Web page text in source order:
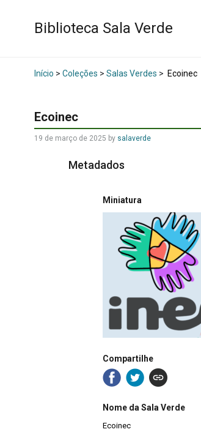
Biblioteca Sala Verde
Início > Coleções > Salas Verdes > Ecoinec
Ecoinec
19 de março de 2025 by salaverde
Metadados
Miniatura
Compartilhe
Nome da Sala Verde
Ecoinec